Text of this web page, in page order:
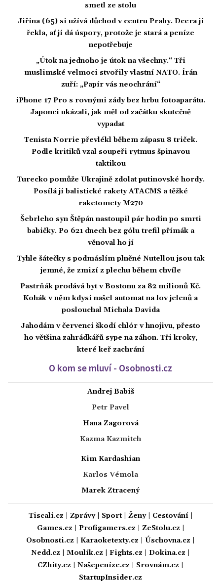
smetl ze stolu
Jiřina (65) si užívá důchod v centru Prahy. Dcera jí
řekla, ať jí dá úspory, protože je stará a peníze
nepotřebuje
„Útok na jednoho je útok na všechny.“ Tři
muslimské velmoci stvořily vlastní NATO. Írán
zuří: „Papír vás neochrání“
iPhone 17 Pro s rovnými zády bez hrbu fotoaparátu.
Japonci ukázali, jak měl od začátku skutečně
vypadat
Tenista Norrie převlékl během zápasu 8 triček.
Podle kritiků vzal soupeři rytmus špinavou
taktikou
Turecko pomůže Ukrajině zdolat putinovské hordy.
Posílá jí balistické rakety ATACMS a těžké
raketomety M270
Šebrleho syn Štěpán nastoupil pár hodin po smrti
babičky. Po 621 dnech bez gólu trefil přímák a
věnoval ho jí
Tyhle šátečky s podmáslím plněné Nutellou jsou tak
jemné, že zmizí z plechu během chvíle
Pastrňák prodává byt v Bostonu za 82 milionů Kč.
Kohák v něm kdysi našel automat na lov jelenů a
poslouchal Michala Davida
Jahodám v červenci škodí chlór v hnojivu, přesto
ho většina zahrádkářů sype na záhon. Tři kroky,
které keř zachrání
O kom se mluví - Osobnosti.cz
Andrej Babiš
Petr Pavel
Hana Zagorová
Kazma Kazmitch
Kim Kardashian
Karlos Vémola
Marek Ztracený
Tiscali.cz Zprávy| Sport| Ženy| Cestování|
Games.cz
Profigamers.cz ZeStolu.cz
Osobnosti.cz
Karaoketexty.cz Úschovna.cz
Nedd.cz
Moulík.cz Fights.cz Dokina.cz
CZhity.cz
Našepeníze.cz Srovnám.cz
StartupInsider.cz